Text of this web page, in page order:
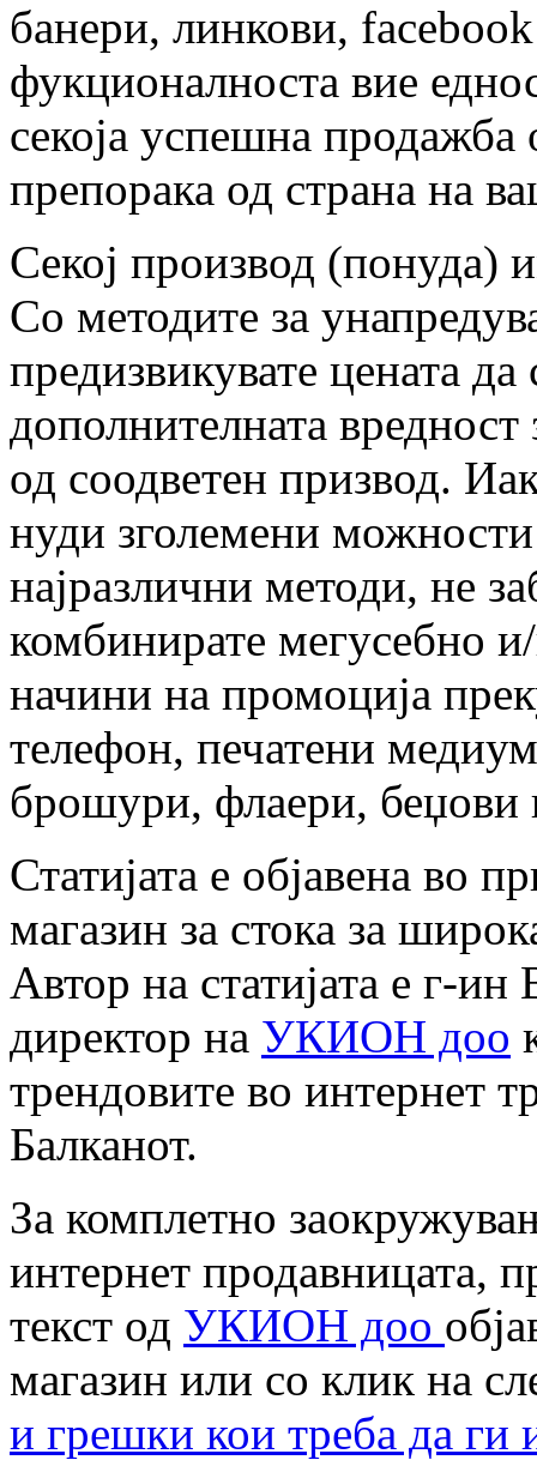
банери, линкови,
фукционалноста вие
секоја успешна продажба
препорака од страна на
Секој производ (понуда)
Со методите за
предизвикувате цената
дополнителната вредност
од соодветен призвод.
нуди зголемени
најразлични методи, не
комбинирате мегусебно
начини на промоција
телефон, печатени
брошури, флаери, беџови
Статијата е објавена во
магазин за стока за
Автор на статијата е г-
директор на УКИОН доо
трендовите во интернет
Балканот.
За комплетно
интернет продавницата,
текст од УКИОН доо
магазин или со клик на
и грешки кои треба да ги